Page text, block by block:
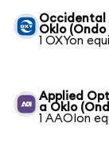
Occidental
Oklo (Ondo
1 OXYon
Applied
a Oklo
1 AAOIon